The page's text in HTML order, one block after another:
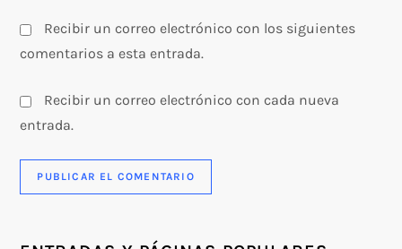
Recibir un correo electrónico con los siguientes
comentarios a esta entrada.
Recibir un correo electrónico con cada nueva
entrada.